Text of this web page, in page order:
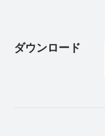
ダウンロード